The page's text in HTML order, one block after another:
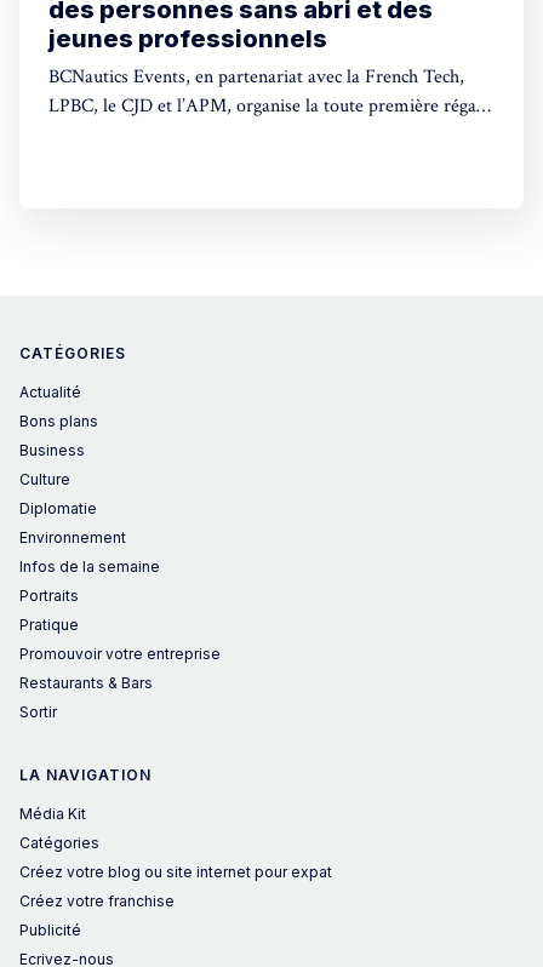
des personnes sans abri et des
jeunes professionnels
BCNautics Events, en partenariat avec la French Tech,
LPBC, le CJD et l’APM, organise la toute première régate
CATÉGORIES
Actualité
Bons plans
Business
Culture
Diplomatie
Environnement
Infos de la semaine
Portraits
Pratique
Promouvoir votre entreprise
Restaurants & Bars
Sortir
LA NAVIGATION
Média Kit
Catégories
Créez votre blog ou site internet pour expat
Créez votre franchise
Publicité
Ecrivez-nous